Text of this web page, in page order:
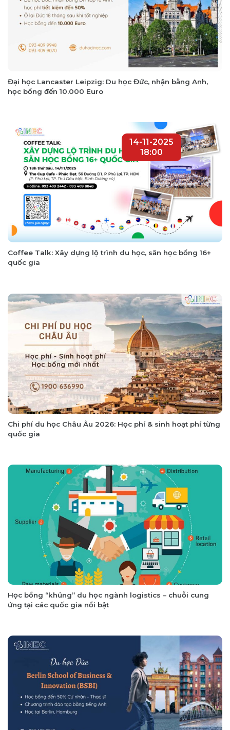
Đại học Lancaster Leipzig: Du học Đức, nhận bằng Anh,
học bổng đến 10.000 Euro
Coffee Talk: Xây dựng lộ trình du học, săn học bổng 16+
quốc gia
14-11-2025
18:00
Chi phí du học Châu Âu 2026: Học phí & sinh hoạt phí từng
quốc gia
Học bổng “khủng” du học ngành logistics – chuỗi cung
ứng tại các quốc gia nổi bật